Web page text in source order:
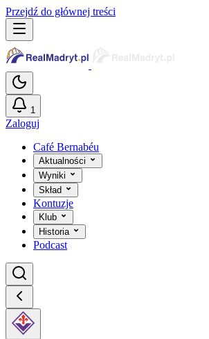
Przejdź do głównej treści
1
Zaloguj
Café Bernabéu
Aktualności
Wyniki
Skład
Kontuzje
Klub
Historia
Podcast